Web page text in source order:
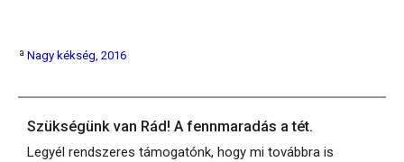
ª Nagy kékség, 2016
Szükségünk van Rád! A fennmaradás a tét.
Legyél rendszeres támogatónk, hogy mi továbbra is